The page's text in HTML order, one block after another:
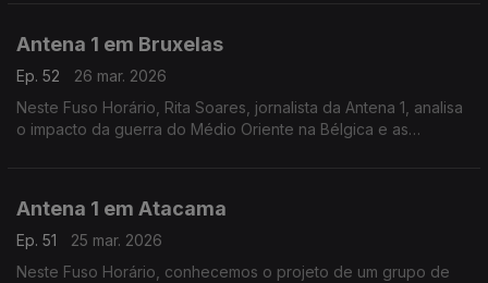
Antena 1 em Bruxelas
Ep. 52
26 mar. 2026
Neste Fuso Horário, Rita Soares, jornalista da Antena 1, analisa
o impacto da guerra do Médio Oriente na Bélgica e as
Antena 1 em Atacama
Ep. 51
25 mar. 2026
Neste Fuso Horário, conhecemos o projeto de um grupo de